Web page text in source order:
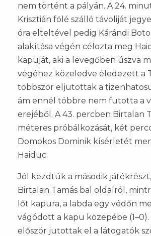
nem történt a pályán. A 24.
Krisztián fölé szálló távoliját
óra elteltével pedig Kárándi
alakítása végén célozta meg
kapuját, aki a levegőben úszva
végéhez közeledve éledezett a
többször eljutottak a
ám ennél többre nem futotta a
erejéből. A 43. percben Birtalan
méteres próbálkozását, két
Domokos Dominik kísérletét
Haiduc.
Jól kezdtük a második
Birtalan Tamás bal oldalról,
lőt kapura, a labda egy védőn
vágódott a kapu közepébe (1–0).
először jutottak el a látogatók